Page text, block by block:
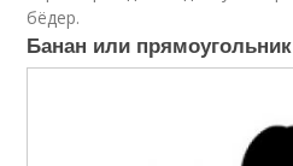
бёдер.
Банан или прямоугольник